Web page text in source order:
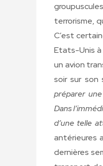
terrorisme,
C’est
Etats-Unis à
un avion
soir sur son
préparer
Dans
d’une telle
antérieures
dernières